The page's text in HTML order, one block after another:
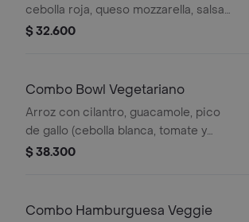
cebolla roja, queso mozzarella, salsa
Qbano, papas y bebida.
$ 32.600
Combo Bowl Vegetariano
Arroz con cilantro, guacamole, pico
de gallo (cebolla blanca, tomate y
cilantro), maíz tierno, cebolla roja y
$ 38.300
Combo Hamburguesa Veggie